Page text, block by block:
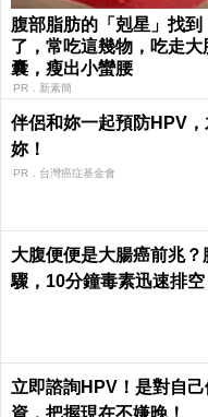
腹部脂肪的「剋星」找到
了，常吃這幾物，吃走大
囊，瘦出小蠻腰
PR．新素簡
伴侶和妳一起預防HPV
妳！
PR．台灣癌症基金會
大腹便便是大腸癌前兆
驟，10分鐘毒素迅速排空
立即諮詢HPV！是對自